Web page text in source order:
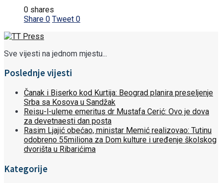
0 shares
Share 0 Tweet 0
Sve vijesti na jednom mjestu...
Poslednje vijesti
Čanak i Biserko kod Kurtija: Beograd planira preseljenje
Srba sa Kosova u Sandžak
Reisu-l-uleme emeritus dr Mustafa Cerić: Ovo je dova
za devetnaesti dan posta
Rasim Ljajić obećao, ministar Memić realizovao: Tutinu
odobreno 55miliona za Dom kulture i uređenje školskog
dvorišta u Ribarićima
Kategorije